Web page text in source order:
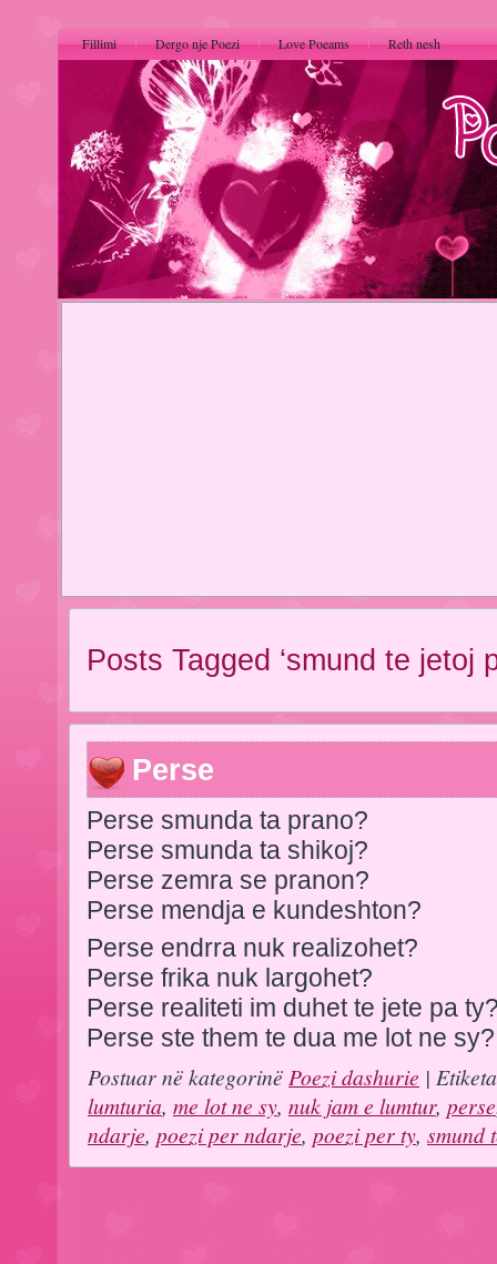
Fillimi Dergo nje Poezi Love Poeams Reth nesh
Posts Tagged ‘smund te jetoj
Perse
Perse smunda ta prano?
Perse smunda ta shikoj?
Perse zemra se pranon?
Perse mendja e kundeshton?
Perse endrra nuk realizohet?
Perse frika nuk largohet?
Perse realiteti im duhet te jete pa
Perse ste them te dua me lot ne sy?
Postuar në kategorinë Poezi dashurie |
lumturia, me lot ne sy, nuk jam e lumtur, perse
ndarje, poezi per ndarje, poezi per ty, smund